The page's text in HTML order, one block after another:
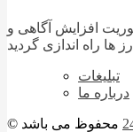
24 در سال 1401 با ماموریت افزایش آگاهی و
تبلیغات
درباره ما